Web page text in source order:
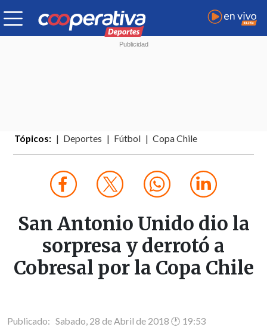
Tópicos: Deportes Fútbol Copa Chile
San Antonio Unido dio la
sorpresa y derrotó a
Cobresal por la Copa Chile
Publicado: Sabado, 28 de Abril de 2018 🕐 19:53